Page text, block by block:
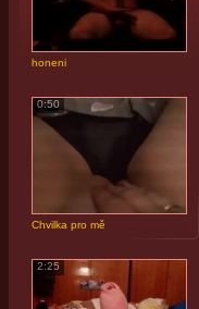
honeni
0:50
Chvilka pro mě
2:25